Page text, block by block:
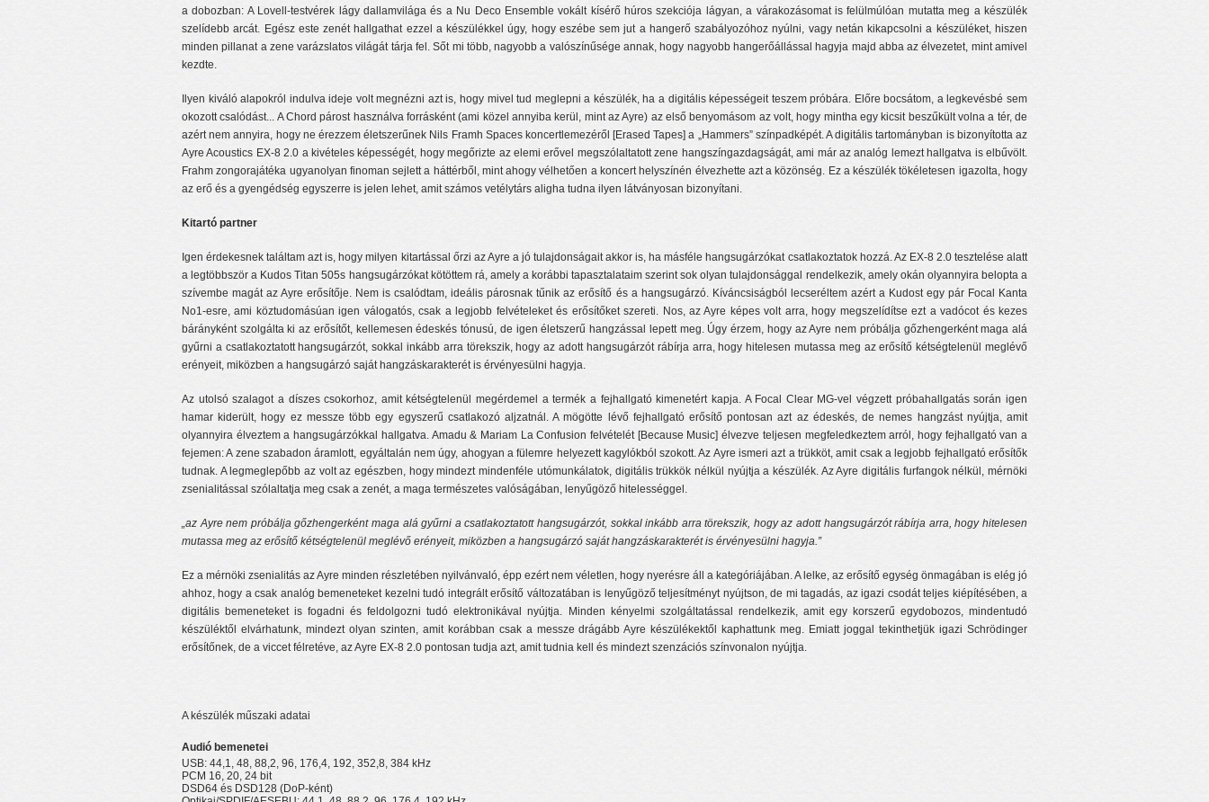
a dobozban: A Lovell-testvérek lágy dallamvilága és a Nu Deco Ensemble vokált kísérő húros szekciója lágyan, a várakozásomat is felülmúlóan mutatta meg a készülék
szelídebb arcát. Egész este zenét hallgathat ezzel a készülékkel úgy, hogy eszébe sem jut a hangerő szabályozóhoz nyúlni, vagy netán kikapcsolni a készüléket, hiszen
minden pillanat a zene varázslatos világát tárja fel. Sőt mi több, nagyobb a valószínűsége annak, hogy nagyobb hangerőállással hagyja majd abba az élvezetet, mint amivel
kezdte.
Ilyen kiváló alapokról indulva ideje volt megnézni azt is, hogy mivel tud meglepni a készülék, ha a digitális képességeit teszem próbára. Előre bocsátom, a legkevésbé sem
okozott csalódást... A Chord párost használva forrásként (ami közel annyiba kerül, mint az Ayre) az első benyomásom az volt, hogy mintha egy kicsit beszűkült volna a tér, de
azért nem annyira, hogy ne érezzem életszerűnek Nils Framh Spaces koncertlemezéről [Erased Tapes] a „Hammers” színpadképét. A digitális tartományban is bizonyította az
Ayre Acoustics EX-8 2.0 a kivételes képességét, hogy megőrizte az elemi erővel megszólaltatott zene hangszíngazdagságát, ami már az analóg lemezt hallgatva is elbűvölt.
Frahm zongorajátéka ugyanolyan finoman sejlett a háttérből, mint ahogy vélhetően a koncert helyszínén élvezhette azt a közönség. Ez a készülék tökéletesen igazolta, hogy
az erő és a gyengédség egyszerre is jelen lehet, amit számos vetélytárs aligha tudna ilyen látványosan bizonyítani.
Kitartó partner
Igen érdekesnek találtam azt is, hogy milyen kitartással őrzi az Ayre a jó tulajdonságait akkor is, ha másféle hangsugárzókat csatlakoztatok hozzá. Az EX-8 2.0 tesztelése alatt
a legtöbbször a Kudos Titan 505s hangsugárzókat kötöttem rá, amely a korábbi tapasztalataim szerint sok olyan tulajdonsággal rendelkezik, amely okán olyannyira belopta a
szívembe magát az Ayre erősítője. Nem is csalódtam, ideális párosnak tűnik az erősítő és a hangsugárzó. Kíváncsiságból lecseréltem azért a Kudost egy pár Focal Kanta
No1-esre, ami köztudomásúan igen válogatós, csak a legjobb felvételeket és erősítőket szereti. Nos, az Ayre képes volt arra, hogy megszelídítse ezt a vadócot és kezes
bárányként szolgálta ki az erősítőt, kellemesen édeskés tónusú, de igen életszerű hangzással lepett meg. Úgy érzem, hogy az Ayre nem próbálja gőzhengerként maga alá
gyűrni a csatlakoztatott hangsugárzót, sokkal inkább arra törekszik, hogy az adott hangsugárzót rábírja arra, hogy hitelesen mutassa meg az erősítő kétségtelenül meglévő
erényeit, miközben a hangsugárzó saját hangzáskarakterét is érvényesülni hagyja.
Az utolsó szalagot a díszes csokorhoz, amit kétségtelenül megérdemel a termék a fejhallgató kimenetért kapja. A Focal Clear MG-vel végzett próbahallgatás során igen
hamar kiderült, hogy ez messze több egy egyszerű csatlakozó aljzatnál. A mögötte lévő fejhallgató erősítő pontosan azt az édeskés, de nemes hangzást nyújtja, amit
olyannyira élveztem a hangsugárzókkal hallgatva. Amadu & Mariam La Confusion felvételét [Because Music] élvezve teljesen megfeledkeztem arról, hogy fejhallgató van a
fejemen: A zene szabadon áramlott, egyáltalán nem úgy, ahogyan a fülemre helyezett kagylókból szokott. Az Ayre ismeri azt a trükköt, amit csak a legjobb fejhallgató erősítők
tudnak. A legmeglepőbb az volt az egészben, hogy mindezt mindenféle utómunkálatok, digitális trükkök nélkül nyújtja a készülék. Az Ayre digitális furfangok nélkül, mérnöki
zsenialitással szólaltatja meg csak a zenét, a maga természetes valóságában, lenyűgöző hitelességgel.
„az Ayre nem próbálja gőzhengerként maga alá gyűrni a csatlakoztatott hangsugárzót, sokkal inkább arra törekszik, hogy az adott hangsugárzót rábírja arra, hogy hitelesen
mutassa meg az erősítő kétségtelenül meglévő erényeit, miközben a hangsugárzó saját hangzáskarakterét is érvényesülni hagyja.”
Ez a mérnöki zsenialitás az Ayre minden részletében nyilvánvaló, épp ezért nem véletlen, hogy nyerésre áll a kategóriájában. A lelke, az erősítő egység önmagában is elég jó
ahhoz, hogy a csak analóg bemeneteket kezelni tudó integrált erősítő változatában is lenyűgöző teljesítményt nyújtson, de mi tagadás, az igazi csodát teljes kiépítésében, a
digitális bemeneteket is fogadni és feldolgozni tudó elektronikával nyújtja. Minden kényelmi szolgáltatással rendelkezik, amit egy korszerű egydobozos, mindentudó
készüléktől elvárhatunk, mindezt olyan szinten, amit korábban csak a messze drágább Ayre készülékektől kaphattunk meg. Emiatt joggal tekinthetjük igazi Schrödinger
erősítőnek, de a viccet félretéve, az Ayre EX-8 2.0 pontosan tudja azt, amit tudnia kell és mindezt szenzációs színvonalon nyújtja.
A készülék műszaki adatai
Audió bemenetei
USB: 44,1, 48, 88,2, 96, 176,4, 192, 352,8, 384 kHz
PCM 16, 20, 24 bit
DSD64 és DSD128 (DoP-ként)